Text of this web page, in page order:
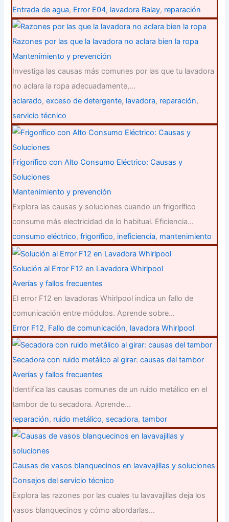
Entrada de agua, Error E04, lavadora Balay, reparación
Razones por las que la lavadora no aclara bien la ropa
Mantenimiento y prevención
Investiga las causas más comunes por las que tu lavadora
no aclara la ropa adecuadamente,…
aclarado,exceso de detergente, lavadora, reparación,
servicio técnico
Frigorífico con Alto Consumo Eléctrico: Causas y
Soluciones
Mantenimiento y prevención
Explora las causas y soluciones cuando un frigorífico
consume más electricidad de lo habitual. Eficiencia…
consumo eléctrico,frigorífico, ineficiencia, mantenimiento
Solución al Error F12 en Lavadora Whirlpool
Averías y fallos frecuentes
El error F12 en lavadoras Whirlpool indica un fallo de
comunicación entre módulos. Aprende sobre…
Error F12, Fallo de comunicación, lavadora Whirlpool
Secadora con ruido metálico al girar: causas del tambor
Averías y fallos frecuentes
Identifica las causas comunes de un ruido metálico en el
tambor de tu secadora. Aprende…
reparación, ruido metálico, secadora,tambor
Causas de vasos blanquecinos en lavavajillas y soluciones
Consejos del servicio técnico
Explora las razones por las cuales tu lavavajillas deja los
vasos blanquecinos y cómo abordarlas…